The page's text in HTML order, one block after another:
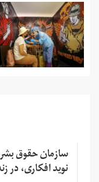
سازمان حقوق
نوید افکاری، در